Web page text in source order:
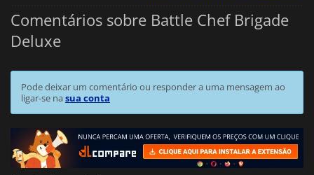
Comentários sobre Battle Chef Brigade
Deluxe
Pode deixar um comentário ou responder a uma mensagem ao
ligar-se nasua conta